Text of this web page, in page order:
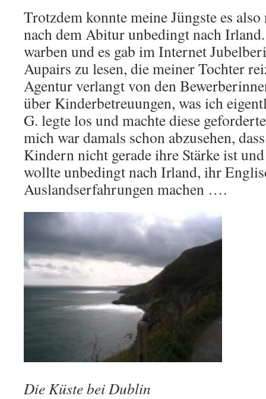
Trotzdem konnte meine Jüngste es
nach dem Abitur unbedingt nach
warben und es gab im Internet
Aupairs zu lesen, die meiner Tochter
Agentur verlangt von den
über Kinderbetreuungen, was ich
G. legte los und machte diese
mich war damals schon abzusehen,
Kindern nicht gerade ihre Stärke ist
wollte unbedingt nach Irland, ihr
Auslandserfahrungen machen ….
Die Küste bei Dublin